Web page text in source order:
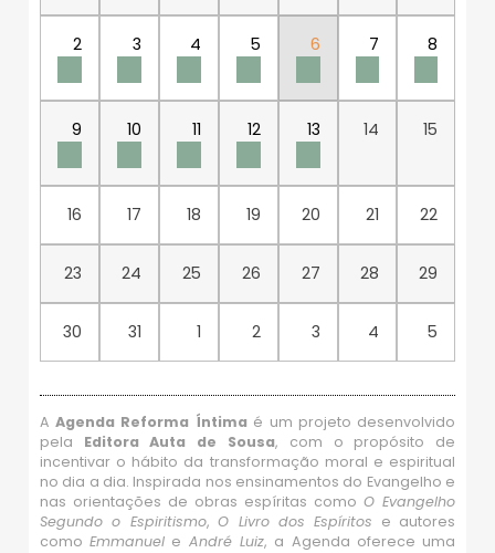
2 3 4 5 6 7 8
9 10 11 12 13 14 15
16 17 18 19 20 21 22
23 24 25 26 27 28 29
30 31 1 2 3 4 5
AAgenda Reforma Íntima é um projeto desenvolvido
pela Editora Auta de Sousa, com o propósito de
incentivar o hábito da transformação moral e espiritual
no dia a dia. Inspirada nos ensinamentos do Evangelho e
nas orientações de obras espíritas comoO Evangelho
Segundo o Espiritismo,O Livro dos Espíritos e autores
comoEmmanuel e André Luiz, a Agenda oferece uma